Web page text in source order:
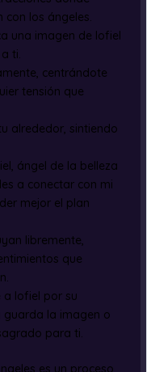
con los ángeles.
una imagen de Iofiel
ti.
centrándote
tensión que
alrededor, sintiendo
ángel de la belleza
a conectar con mi
mejor el plan
libremente,
que
a Iofiel por su
la imagen o
para ti.
es un proceso